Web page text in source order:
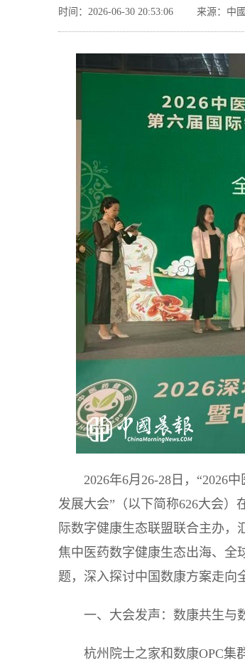
时间：2026-06-30 20:53:06 来源：中
2026年6月26-28日，“2026
发展大会”（以下简称626大会）
际数字健康生态联盟联合主办，
焦中医药数字健康生态出海、全
题，深入探讨中国数康方案走向
一、大会发声：数康共生与
杭州院士之家和数康OPC集